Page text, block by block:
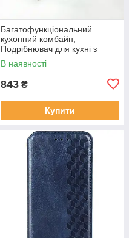
Багатофункціональний
кухонний комбайн,
Подрібнювач для кухні з
металевою чашею, Блендери
з насадками KH-96
В наявності
843 ₴
Купити